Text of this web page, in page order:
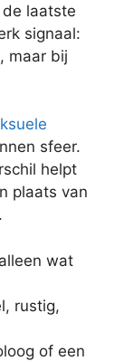
laatste
signaal:
maar bij
sfeer.
helpt
plaats van
wat
rustig,
of een